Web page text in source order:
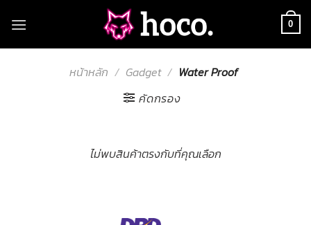
0
หน้าหลัก / Gadget / Water Proof
คัดกรอง
ไม่พบสินค้าตรงกับที่คุณเลือก